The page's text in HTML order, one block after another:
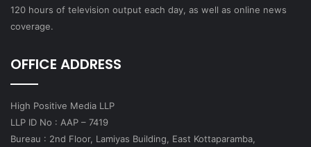
120 hours of television output each day, as well as online news
coverage.
OFFICE ADDRESS
High Positive Media LLP
LLP ID No : AAP – 7419
Bureau : 2nd Floor, Lamiyas Building, East Kottaparamba,